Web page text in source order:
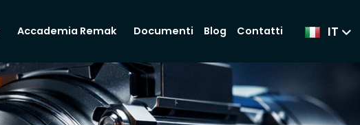
Accademia Remak Documenti Blog Contatti IT